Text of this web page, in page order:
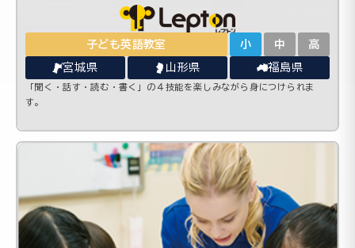
子ども英語教室 小 中 高
宮城県 山形県 福島県
「聞く・話す・読む・書く」の４技能を楽しみながら身につけられま
す。